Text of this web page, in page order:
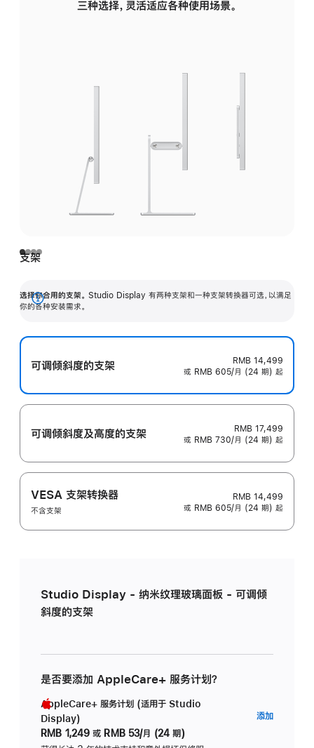
三种选择，灵活适应各种使用场景。
支架
选择你合用的支架。 Studio Display 有两种支架和一种支架转换器可选，以满足
你的各种安装需求。
展
可调倾斜度的支架
RMB 14,499
或 RMB 605/月 (24 期) 起
可调倾斜度及高‍度的支‍架
RMB 17,499
或 RMB 730/月 (24 期) 起
VESA 支架转换器
不含支架
RMB 14,499
或 RMB 605/月 (24 期) 起
Studio Display - 纳米纹理玻璃面板 - 可调倾
斜度的支架
是否要添加 AppleCare+ 服务计划？
AppleCare+ 服务计划 (适用于 Studio
Display)
RMB 1,249 或 RMB 53/月 (24 期)
添加